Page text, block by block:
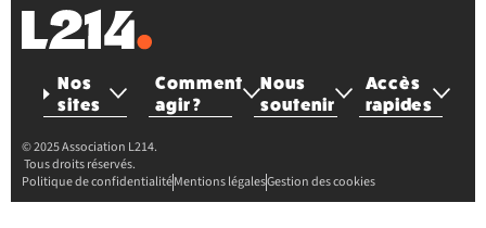
Nos
sites
Comment
agir ?
Nous
soutenir
Accès
rapides
© 2025 Association L214.
Tous droits réservés.
Politique de confidentialitéMentions légalesGestion des cookies